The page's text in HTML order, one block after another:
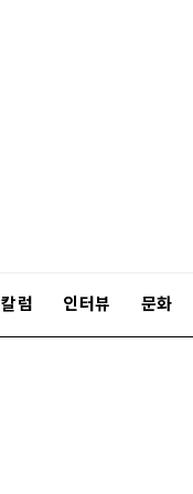
칼럼 인터뷰 문화